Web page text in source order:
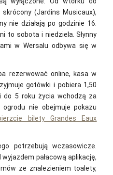
(Jardins Musicaux),
nie działają po godzinie 16.
to sobota i niedziela. Słynny
w Wersalu odbywa się w
rezerwować online, kasa w
gotówki i pobiera 1,50
do 5 roku życia wchodzą za
nie obejmuje pokazu
bilety Grandes Eaux
potrzebują wczasowicze.
pałacową aplikację,
ze znalezieniem toalety,